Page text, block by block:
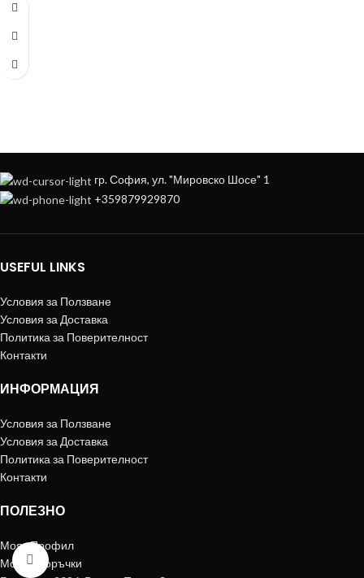
Click to enlarge
ЗА ДА ОСИГУРИМ ЛЕСНО И УДОБНО
гр. София, ул. "Мировско Шосе" 1
+359879929870
USEFUL LINKS
Условия за Ползване
Условия за Доставка
Политика за Поверителност
Контакти
ИНФОРМАЦИЯ
Условия за Ползване
Условия за Доставка
Политика за Поверителност
Контакти
ПОЛЕЗНО
Моят Профил
Моите Поръчки